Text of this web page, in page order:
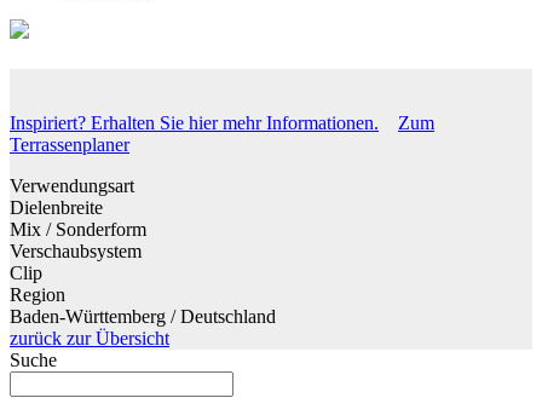
Inspiriert? Erhalten Sie hier mehr Informationen.
Zum
Terrassenplaner
Verwendungsart
Dielenbreite
Mix / Sonderform
Verschaubsystem
Clip
Region
Baden-Württemberg / Deutschland
zurück zur Übersicht
Suche